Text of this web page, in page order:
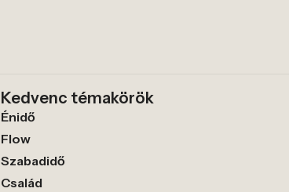
Kedvenc témakörök
Énidő
Flow
Szabadidő
Család